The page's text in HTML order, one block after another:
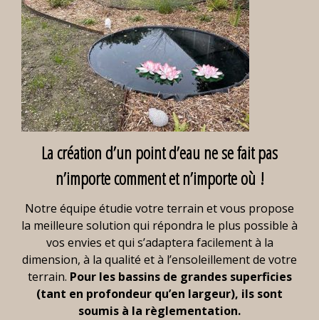
La création d’un point d’eau ne se fait pas
n’importe comment et n’importe où !
Notre équipe étudie votre terrain et vous propose
la meilleure solution qui répondra le plus possible à
vos envies et qui s’adaptera facilement à la
dimension, à la qualité et à l’ensoleillement de votre
terrain. Pour les bassins de grandes superficies
(tant en profondeur qu’en largeur), ils sont
soumis à la règlementation.